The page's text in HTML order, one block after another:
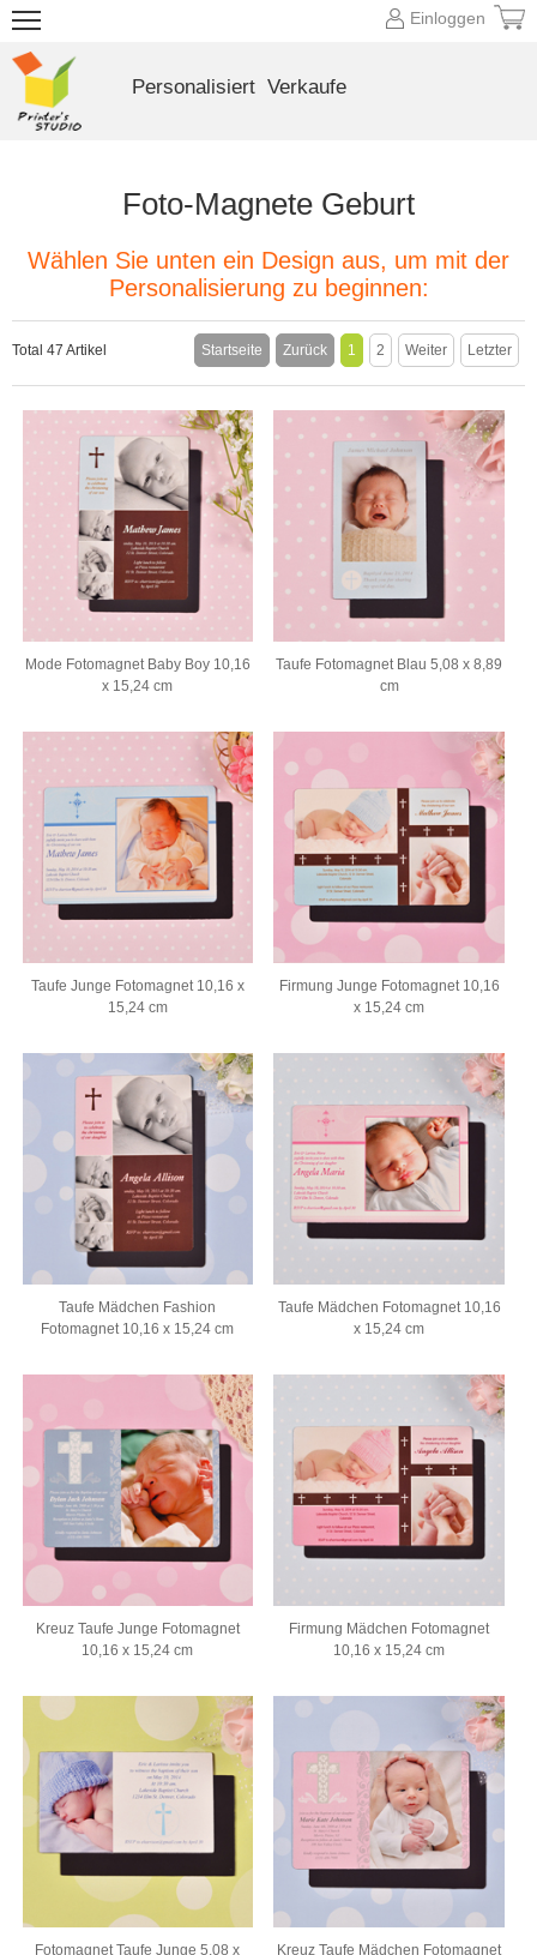
Foto-Magnete Geburt
Wählen Sie unten ein Design aus, um mit der
Personalisierung zu beginnen:
Total 47 Artikel Startseite Zurück 1 2 Weiter Letzter
Mode Fotomagnet Baby Boy 10,16
x 15,24 cm
Taufe Fotomagnet Blau 5,08 x 8,89
cm
Taufe Junge Fotomagnet 10,16 x
15,24 cm
Firmung Junge Fotomagnet 10,16
x 15,24 cm
Taufe Mädchen Fashion
Fotomagnet 10,16 x 15,24 cm
Taufe Mädchen Fotomagnet 10,16
x 15,24 cm
Kreuz Taufe Junge Fotomagnet
10,16 x 15,24 cm
Firmung Mädchen Fotomagnet
10,16 x 15,24 cm
Fotomagnet Taufe Junge 5,08 x
Kreuz Taufe Mädchen Fotomagnet
Einloggen
Personalisiert Verkaufe